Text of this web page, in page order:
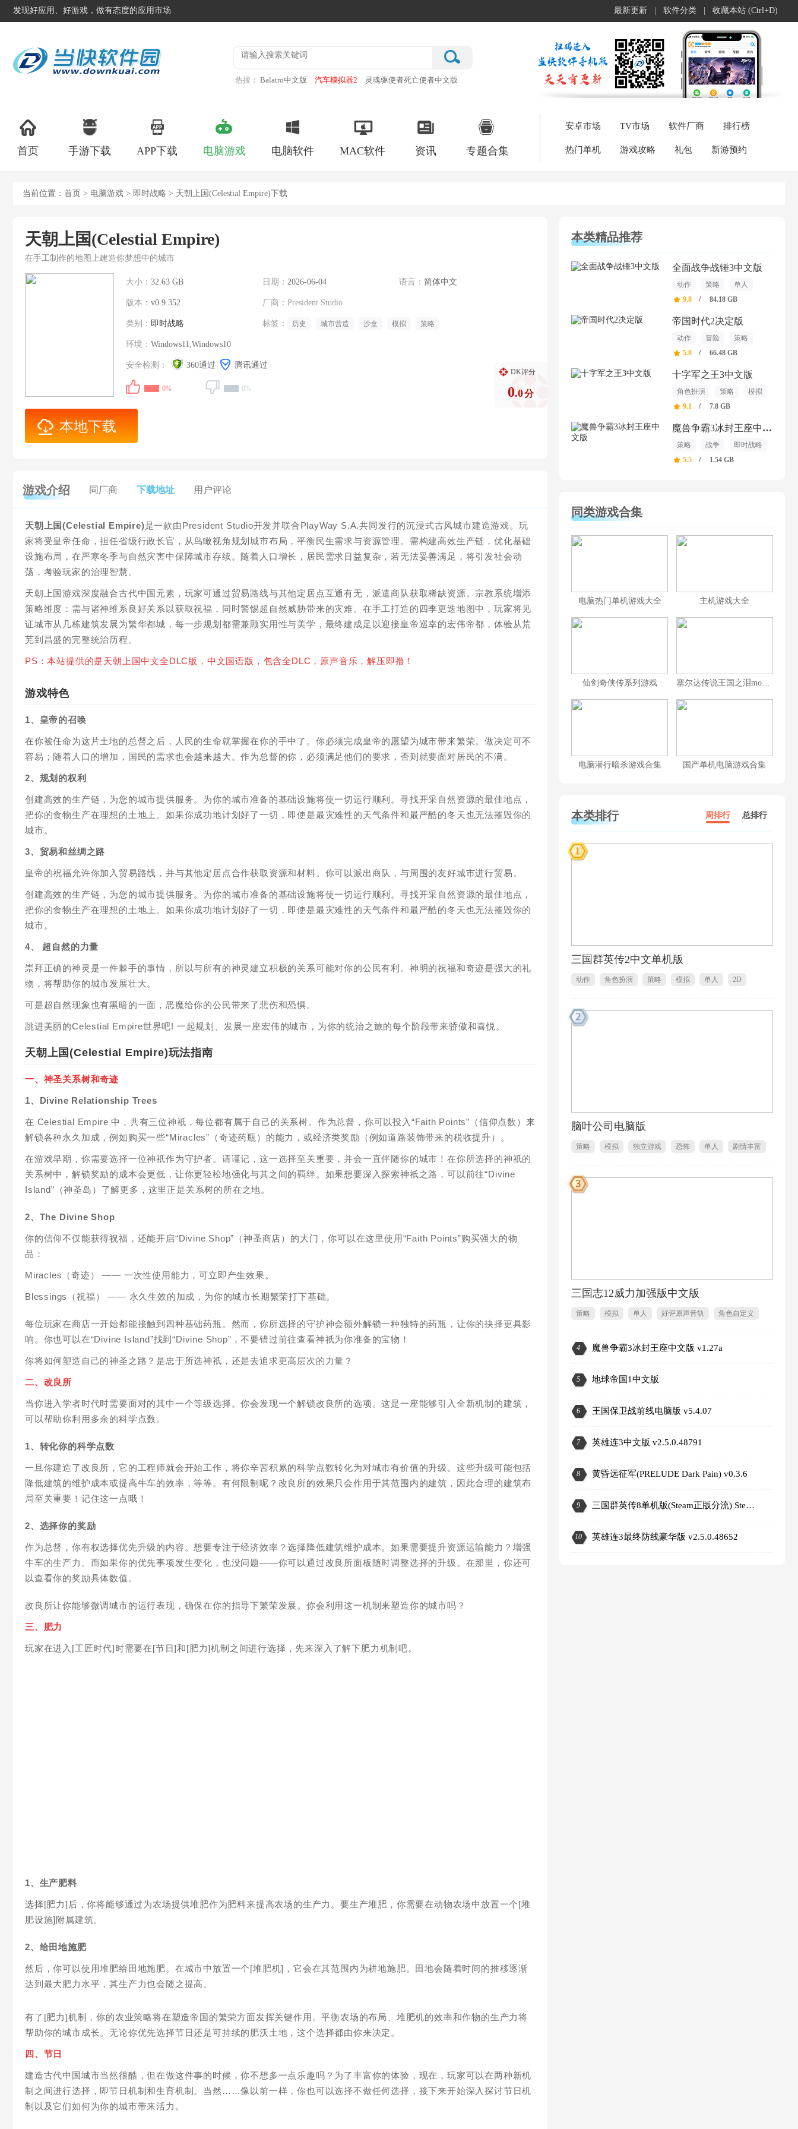
发现好应用、好游戏，做有态度的应用市场 最新更新 软件分类 收藏本站 (Ctrl+D)
热搜： Balatro中文版 汽车模拟器2
灵魂驱使者死亡使者中文版
首页 手游下载 APP下载 电脑游戏 电脑软件 MAC软件 资讯 专题合集
安卓市场 TV市场 软件厂商 排行榜
热门单机 游戏攻略 礼包 新游预约
当前位置： 首页 > 电脑游戏 > 即时战略 > 天朝上国(Celestial Empire)下载
天朝上国(Celestial Empire)
在手工制作的地图上建造你梦想中的城市
大小： 32.63 GB 日期： 2026-06-04 语言： 简体中文
版本： v0.9.352 厂商： President Studio
类别： 即时战略 标签： 历史 城市营造 沙盒 模拟 策略
环境： Windows11,Windows10
安全检测： 360通过 腾讯通过
0% 0%
本地下载
DK评分
0.0分
游戏介绍 同厂商 下载地址 用户评论
天朝上国(Celestial Empire)是一款由President Studio开发并联合PlayWay S.A.共同发行的沉浸式古风城市建造游戏。玩
家将受皇帝任命，担任省级行政长官，从鸟瞰视角规划城市布局，平衡民生需求与资源管理。需构建高效生产链，优化基础
设施布局，在严寒冬季与自然灾害中保障城市存续。随着人口增长，居民需求日益复杂，若无法妥善满足，将引发社会动
荡，考验玩家的治理智慧。
天朝上国游戏深度融合古代中国元素，玩家可通过贸易路线与其他定居点互通有无，派遣商队获取稀缺资源。宗教系统增添
策略维度：需与诸神维系良好关系以获取祝福，同时警惕超自然威胁带来的灾难。在手工打造的四季更迭地图中，玩家将见
证城市从几栋建筑发展为繁华都城，每一步规划都需兼顾实用性与美学，最终建成足以迎接皇帝巡幸的宏伟帝都，体验从荒
芜到昌盛的完整统治历程。
PS：本站提供的是天朝上国中文全DLC版，中文国语版，包含全DLC，原声音乐，解压即撸！
游戏特色
1、皇帝的召唤
在你被任命为这片土地的总督之后，人民的生命就掌握在你的手中了。你必须完成皇帝的愿望为城市带来繁荣。做决定可不
容易；随着人口的增加，国民的需求也会越来越大。作为总督的你，必须满足他们的要求，否则就要面对居民的不满。
2、规划的权利
创建高效的生产链，为您的城市提供服务。为你的城市准备的基础设施将使一切运行顺利。寻找开采自然资源的最佳地点，
把你的食物生产在理想的土地上。如果你成功地计划好了一切，即使是最灾难性的天气条件和最严酷的冬天也无法摧毁你的
城市。
3、贸易和丝绸之路
皇帝的祝福允许你加入贸易路线，并与其他定居点合作获取资源和材料。你可以派出商队，与周围的友好城市进行贸易。
创建高效的生产链，为您的城市提供服务。为你的城市准备的基础设施将使一切运行顺利。寻找开采自然资源的最佳地点，
把你的食物生产在理想的土地上。如果你成功地计划好了一切，即使是最灾难性的天气条件和最严酷的冬天也无法摧毁你的
城市。
4、 超自然的力量
崇拜正确的神灵是一件棘手的事情，所以与所有的神灵建立积极的关系可能对你的公民有利。神明的祝福和奇迹是强大的礼
物，将帮助你的城市发展壮大。
可是超自然现象也有黑暗的一面，恶魔给你的公民带来了悲伤和恐惧。
跳进美丽的Celestial Empire世界吧! 一起规划、发展一座宏伟的城市，为你的统治之旅的每个阶段带来骄傲和喜悦。
天朝上国(Celestial Empire)玩法指南
一、神圣关系树和奇迹
1、Divine Relationship Trees
在 Celestial Empire 中，共有三位神祇，每位都有属于自己的关系树。作为总督，你可以投入“Faith Points”（信仰点数）来
解锁各种永久加成，例如购买一些“Miracles”（奇迹药瓶）的能力，或经济类奖励（例如道路装饰带来的税收提升）。
在游戏早期，你需要选择一位神祇作为守护者。请谨记，这一选择至关重要，并会一直伴随你的城市！在你所选择的神祇的
关系树中，解锁奖励的成本会更低，让你更轻松地强化与其之间的羁绊。如果想要深入探索神祇之路，可以前往“Divine
Island”（神圣岛）了解更多，这里正是关系树的所在之地。
2、The Divine Shop
你的信仰不仅能获得祝福，还能开启“Divine Shop”（神圣商店）的大门，你可以在这里使用“Faith Points”购买强大的物
品：
Miracles（奇迹） —— 一次性使用能力，可立即产生效果。
Blessings（祝福） —— 永久生效的加成，为你的城市长期繁荣打下基础。
每位玩家在商店一开始都能接触到四种基础药瓶。然而，你所选择的守护神会额外解锁一种独特的药瓶，让你的抉择更具影
响。你也可以在“Divine Island”找到“Divine Shop”，不要错过前往查看神祇为你准备的宝物！
你将如何塑造自己的神圣之路？是忠于所选神祇，还是去追求更高层次的力量？
二、改良所
当你进入学者时代时需要面对的其中一个等级选择。你会发现一个解锁改良所的选项。这是一座能够引入全新机制的建筑，
可以帮助你利用多余的科学点数。
1、转化你的科学点数
一旦你建造了改良所，它的工程师就会开始工作，将你辛苦积累的科学点数转化为对城市有价值的升级。这些升级可能包括
降低建筑的维护成本或提高牛车的效率，等等。有何限制呢？改良所的效果只会作用于其范围内的建筑，因此合理的建筑布
局至关重要！记住这一点哦！
2、选择你的奖励
作为总督，你有权选择优先升级的内容。想要专注于经济效率？选择降低建筑维护成本。如果需要提升资源运输能力？增强
牛车的生产力。而如果你的优先事项发生变化，也没问题——你可以通过改良所面板随时调整选择的升级。在那里，你还可
以查看你的奖励具体数值。
改良所让你能够微调城市的运行表现，确保在你的指导下繁荣发展。你会利用这一机制来塑造你的城市吗？
三、肥力
玩家在进入[工匠时代]时需要在[节日]和[肥力]机制之间进行选择，先来深入了解下肥力机制吧。
1、生产肥料
选择[肥力]后，你将能够通过为农场提供堆肥作为肥料来提高农场的生产力。要生产堆肥，你需要在动物农场中放置一个[堆
肥设施]附属建筑。
2、给田地施肥
然后，你可以使用堆肥给田地施肥。在城市中放置一个[堆肥机]，它会在其范围内为耕地施肥。田地会随着时间的推移逐渐
达到最大肥力水平，其生产力也会随之提高。
有了[肥力]机制，你的农业策略将在塑造帝国的繁荣方面发挥关键作用。平衡农场的布局、堆肥机的效率和作物的生产力将
帮助你的城市成长。无论你优先选择节日还是可持续的肥沃土地，这个选择都由你来决定。
四、节日
建造古代中国城市当然很酷，但在做这件事的时候，你不想多一点乐趣吗？为了丰富你的体验，现在，玩家可以在两种新机
制之间进行选择，即节日机制和生育机制。当然……像以前一样，你也可以选择不做任何选择，接下来开始深入探讨节日机
制以及它们如何为你的城市带来活力。
本类精品推荐
全面战争战锤3中文版
动作 策略
单人
9.8
/ 84.18 GB
帝国时代2决定版
动作 冒险
策略
5.8
/ 66.48 GB
十字军之王3中文版
角色扮演 策略
模拟
9.1
/ 7.8 GB
魔兽争霸3冰封王座中文版
策略 战争
即时战略
5.5
/ 1.54 GB
同类游戏合集
电脑热门单机游戏大全 主机游戏大全
仙剑奇侠传系列游戏 塞尔达传说王国之泪mod大全
电脑潜行暗杀游戏合集 国产单机电脑游戏合集
本类排行 周排行 总排行
1
三国群英传2中文单机版
动作 角色扮演 策略 模拟 单人 2D
脑叶公司电脑版
策略 模拟 独立游戏 恐怖 单人 剧情丰富
三国志12威力加强版中文版
策略 模拟 单人 好评原声音轨
角色自定义
4 魔兽争霸3冰封王座中文版 v1.27a
5 地球帝国1中文版
6 王国保卫战前线电脑版 v5.4.07
7 英雄连3中文版 v2.5.0.48791
8 黄昏远征军(PRELUDE Dark Pain) v0.3.6
9 三国群英传8单机版(Steam正版分流) Steam正版分流
10 英雄连3最终防线豪华版 v2.5.0.48652